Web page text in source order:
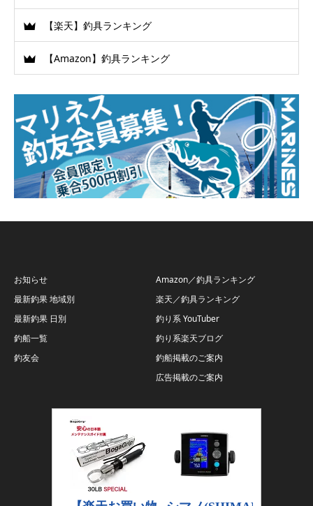
【楽天】釣具ランキング
【Amazon】釣具ランキング
お知らせ
最新釣果 地域別
最新釣果 日別
釣船一覧
釣友会
Amazon／釣具ランキング
楽天／釣具ランキング
釣り系 YouTuber
釣り系楽天ブログ
釣船掲載のご案内
広告掲載のご案内